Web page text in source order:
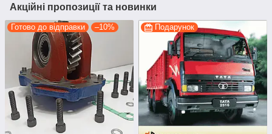
Акційні пропозиції та новинки
Готово до відправки –10% Подарунок